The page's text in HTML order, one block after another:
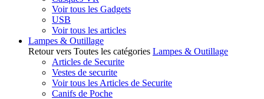
Voir tous les Gadgets
USB
Voir tous les articles
Lampes & Outillage
Retour vers Toutes les catégories Lampes & Outillage
Articles de Securite
Vestes de securite
Voir tous les Articles de Securite
Canifs de Poche